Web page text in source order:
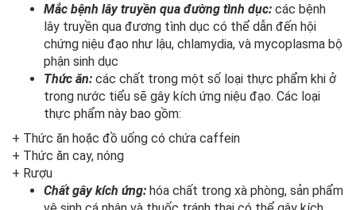
Mắc bệnh lây truyền qua đường tình dục: các bệnh
lây truyền qua đương tình dục có thể dẫn đến hội
chứng niệu đạo như lậu, chlamydia, và mycoplasma bộ
phận sinh dục
Thức ăn: các chất trong một số loại thực phẩm khi ở
trong nước tiểu sẽ gây kích ứng niệu đạo. Các loại
thực phẩm này bao gồm:
+ Thức ăn hoặc đồ uống có chứa caffein
+ Thức ăn cay, nóng
+ Rượu
Chất gây kích ứng: hóa chất trong xà phòng, sản phẩm